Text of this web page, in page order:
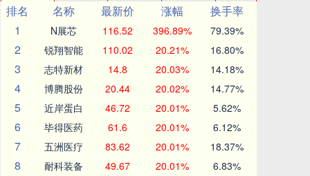
排名
名称 最新价 涨幅
换手率
1
N展芯 116.52 396.89% 79.39%
2 锐翔智能 110.02 20.21% 16.80%
3 志特新材 14.8 20.03% 14.18%
4 博腾股份 20.44 20.02% 14.77%
5 近岸蛋白 46.72 20.01% 5.62%
6 毕得医药 61.6 20.01% 6.12%
7 五洲医疗 83.62 20.01% 18.37%
8 耐科装备 49.67 20.01% 6.83%